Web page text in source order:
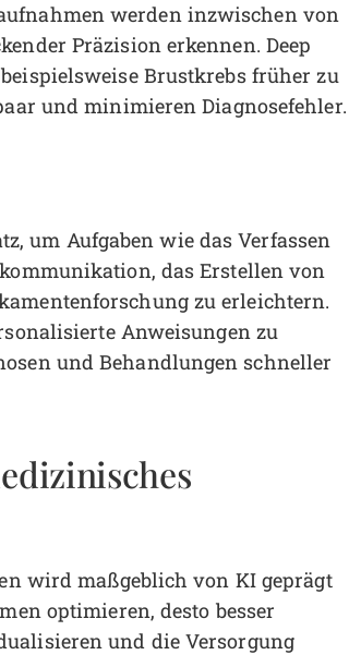
werden inzwischen von
Präzision erkennen. Deep
Brustkrebs früher zu
und minimieren Diagnosefehler.
um Aufgaben wie das Verfassen
das Erstellen von
zu erleichtern.
Anweisungen zu
und Behandlungen schneller
wird maßgeblich von KI geprägt
optimieren, desto besser
und die Versorgung